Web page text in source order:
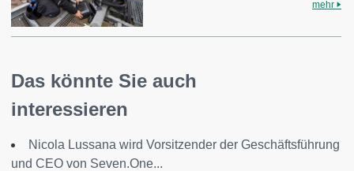
mehr
Das könnte Sie auch
interessieren
Nicola Lussana wird Vorsitzender der Geschäftsführung
und CEO von Seven.One...